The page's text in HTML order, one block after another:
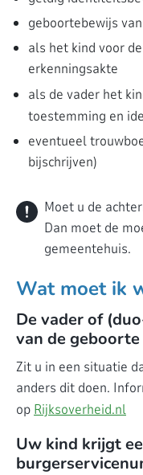
geboortebewijs
als het kind voor
erkenningsakte
als de vader het
toestemming en
eventueel
bijschrijven)
Moet u de
Dan moet de
gemeentehuis.
Wat moet ik
De vader of
van de geboorte
Zit u in een situatie
anders dit doen.
op Rijksoverheid.nl
Uw kind krijgt